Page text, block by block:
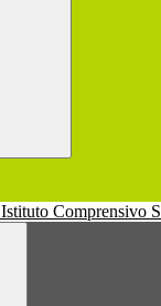
Istituto Comprensivo